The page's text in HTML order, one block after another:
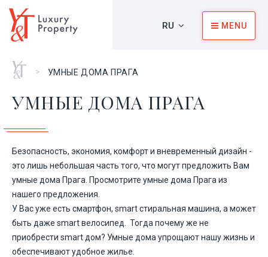
RU MENU
Главная
> УМНЫЕ ДОМА ПРАГА
УМНЫЕ ДОМА ПРАГА
Безопасность, экономия, комфорт и вневременный дизайн -
это лишь небольшая часть того, что могут предложить Вам
умные дома Прага. Просмотрите умные дома Прага из
нашего предложения.
У Вас уже есть смартфон, smart стиральная машина, а может
быть даже smart велосипед. Тогда почему же не
приобрести smart дом? Умные дома упрощают нашу жизнь и
обеспечивают удобное жилье.